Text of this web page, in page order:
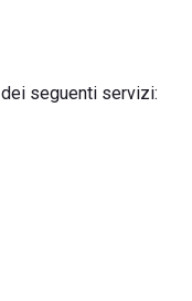
seguenti servizi: